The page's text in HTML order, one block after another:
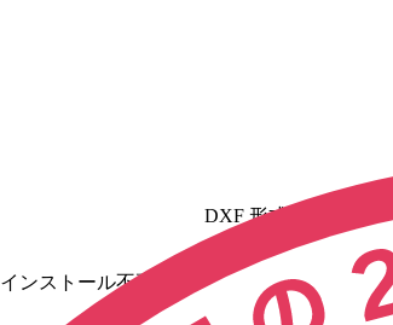
【
インストール不要。日本の CAD メーカー
DXF 形式を DWG,
無料版では変
CAD